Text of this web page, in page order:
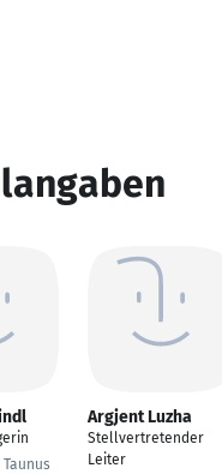
Argjent Luzha
Stellvertretender
Leiter